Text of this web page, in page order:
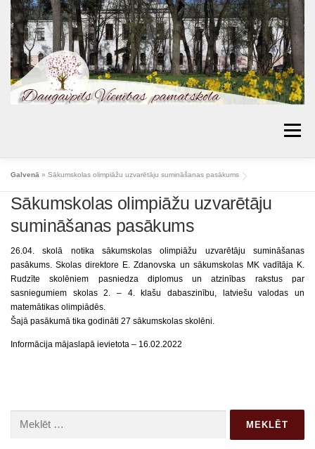
Skip
content
Menu
AKTUALITĀTES PAR SKOLU IZGLĪTĪBA
VECĀKIEM BIBLIOTĒKA PROJEKTI
KONTAKTI TOPOŠIE PIRMKLASNIEKI
SKOLAS PADOME MŪSU SASNIEGUMI
ĒDIENKARTES
Galvenā » Sākumskolas olimpiāžu uzvarētāju sumināšanas pasākums
Sākumskolas olimpiāžu uzvarētāju
sumināšanas pasākums
26.04. skolā notika sākumskolas olimpiāžu uzvarētāju sumināšanas
pasākums. Skolas direktore E. Zdanovska un sākumskolas MK vadītāja K.
Rudzīte skolēniem pasniedza diplomus un atzinības rakstus par
sasniegumiem skolas 2. – 4. klašu dabaszinību, latviešu valodas un
matemātikas olimpiādēs.
Šajā pasākumā tika godināti 27 sākumskolas skolēni.
Informācija mājaslapā ievietota – 16.02.2022